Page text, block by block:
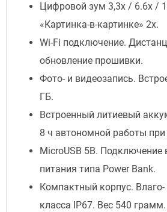
Цифровой зум 3,3x / 6.6х /
«Картинка-в-картинке» 2x.
Wi-Fi подключение.
обновление прошивки.
Фото- и видеозапись.
ГБ.
Встроенный литиевый
8 ч автономной работы при
MicroUSB 5B. Подключение
питания типа Power Bank.
Компактный корпус.
класса IP67. Вес 540 грамм.